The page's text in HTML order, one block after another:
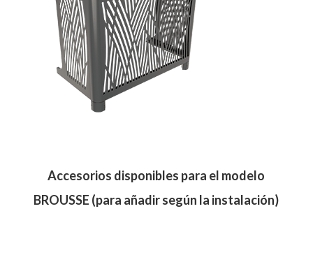
Accesorios disponibles para el modelo
BROUSSE (para añadir según la instalación)